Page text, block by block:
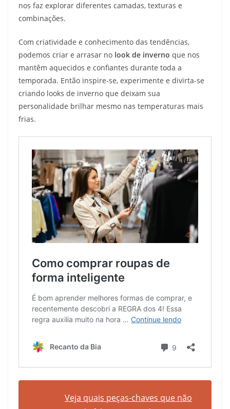
nos faz explorar diferentes camadas, texturas e
combinações.
Com criatividade e conhecimento das tendências,
podemos criar e arrasar no look de inverno que nos
mantêm aquecidos e confiantes durante toda a
temporada. Então inspire-se, experimente e divirta-se
criando looks de inverno que deixam sua
personalidade brilhar mesmo nas temperaturas mais
frias.
Veja quais peças-chaves que não